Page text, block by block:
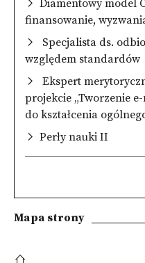
Diamentowy model
finansowanie,
Specjalista ds.
względem standardów
Ekspert
projekcie „Tworzenie
do kształcenia
Perły nauki II
Mapa strony